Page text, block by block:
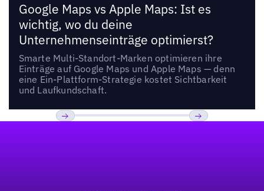
Google Maps vs Apple Maps: Ist es
wichtig, wo du deine
Unternehmenseinträge optimierst?
Smarte Multi-Standort-Marken optimieren ihre
Einträge auf Google Maps und Apple Maps — denn
eine Ein-Plattform-Strategie kostet Sichtbarkeit
und Laufkundschaft.